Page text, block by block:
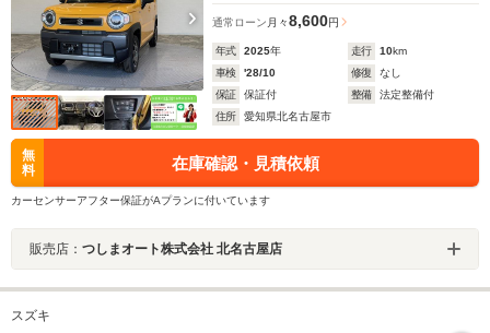
通常ローン 月々8,600円
年式 2025年 走行 10km
車検
'28/10 修復
なし
保証
保証付 整備
法定整備付
住所
愛知県北名古屋市
無
料
在庫確認・見積依頼
カーセンサーアフター保証がAプランに付いています
販売店： つしまオート株式会社 北名古屋店
スズキ